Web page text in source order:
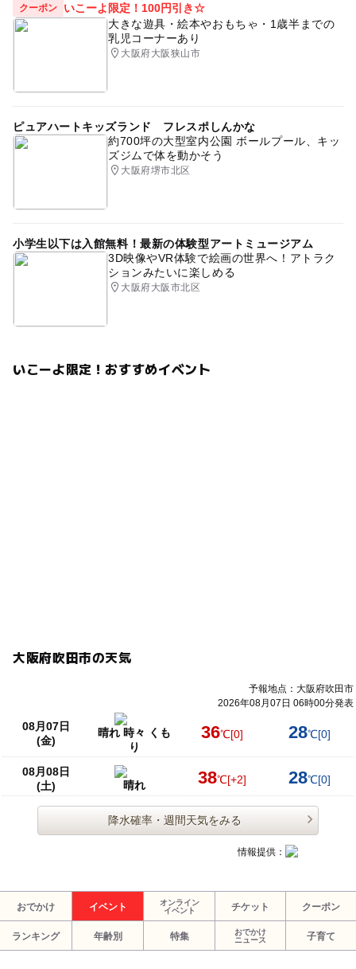
クーポン
いこーよ限定！100円引き☆
大きな遊具・絵本やおもちゃ・1歳半までの
乳児コーナーあり
大阪府大阪狭山市
ピュアハートキッズランド フレスポしんかな
約700坪の大型室内公園 ボールプール、キッ
ズジムで体を動かそう
大阪府堺市北区
小学生以下は入館無料！最新の体験型アートミュージアム
3D映像やVR体験で絵画の世界へ！アトラク
ションみたいに楽しめる
大阪府大阪市北区
いこーよ限定！おすすめイベント
大阪府吹田市の天気
予報地点：大阪府吹田市
2026年08月07日 06時00分発表
08月07日
(金)
晴れ 時々 くも
り
36℃[0] 28℃[0]
08月08日
(土)
晴れ 38℃[+2] 28℃[0]
降水確率・週間天気をみる
情報提供：
おでかけ イベント
オンライン
イベント
チケット クーポン
ランキング 年齢別 特集
おでかけ
ニュース
子育て